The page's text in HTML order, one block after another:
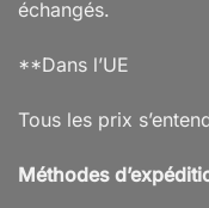
échangés.
**Dans l’UE
Tous les prix
Méthodes